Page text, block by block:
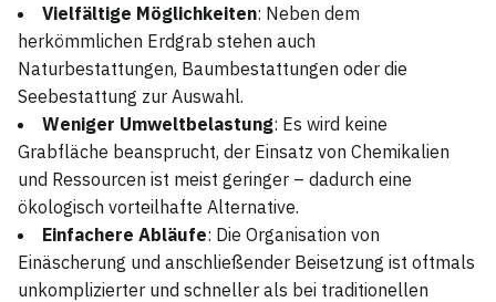
Vielfältige Möglichkeiten: Neben dem
herkömmlichen Erdgrab stehen auch
Naturbestattungen, Baumbestattungen oder die
Seebestattung zur Auswahl.
Weniger Umweltbelastung: Es wird keine
Grabfläche beansprucht, der Einsatz von Chemikalien
und Ressourcen ist meist geringer – dadurch eine
ökologisch vorteilhafte Alternative.
Einfachere Abläufe: Die Organisation von
Einäscherung und anschließender Beisetzung ist oftmals
unkomplizierter und schneller als bei traditionellen